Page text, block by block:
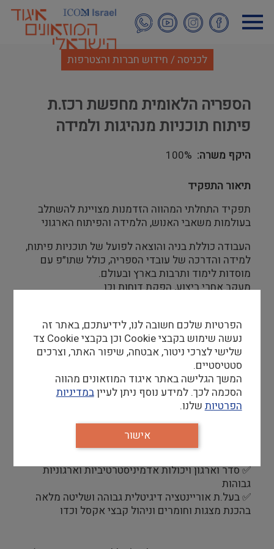
לתוכן
העיקרי
לכניסה / חידוש חברות והצטרפות
הספריה הלאומית מחפשת רכז.ת
פיתוח תוכניות מנהיגות ולמידה
היקף משרה 100%
תיאור התפקיד
תפקיד התחלתי המהווה הזדמנות מצויינת להשתלב
בעולמות משאבי האנוש, הלמידה והפיתוח הארגוני
העבודה כוללת בניה והוצאה לפועל של תוכניות פיתוח,
למידה והדרכה של עובדי הספריה, כולל שתו״פ עם
מוסדות לימוד ותרבות בארץ ובעולם.
מעקב אחרי ביצוע, הפקת דוחות וכו
דרישות סף
✅ בוגר.ת תואר ראשון במדעי החברה- חובה / בעל.ת
✅ אנגלית - כתיבה ודיבור ברמת שפת אם
✅ בעלת.ת יכולות למידה גבוהות
✅ סדר וארגון ויכולות אדמיניסטרטיביות וארגוניות
גבוהות
✅ בעל.ת אוריינטציה דיגיטלית גבוהה ושליטה מלאה
בהכנת מצגות וחומרים וניהול קבצי אקסל וכדו
הפרטיות שלכם חשובה לנו, לידיעתכם, באתר זה
נעשה שימוש בקבצי Cookie וכן בקבצי Cookie צד
שלישי לצרכי ניטור, אבטחה, שיפור האתר, וצרכים
סטטיסטיים.
המשך הגלישה באתר איגוד המוזאונים מהווה
הסכמה לכך. למידע נוסף ניתן לעייןבמדיניות
הפרטיותשלנו.
אישור